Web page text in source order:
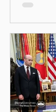
entre
la
los